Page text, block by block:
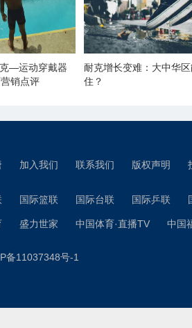
—运动穿戴器
销点评
耐克增长变难：大中华
住？
加入我们 联系我们 版权声明
国际篮联 国际台联 国际乒联
盛力世家 中国体育·直播TV 中国
备11037348号-1